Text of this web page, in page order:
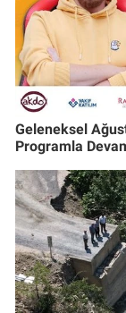
Geleneksel
Programla